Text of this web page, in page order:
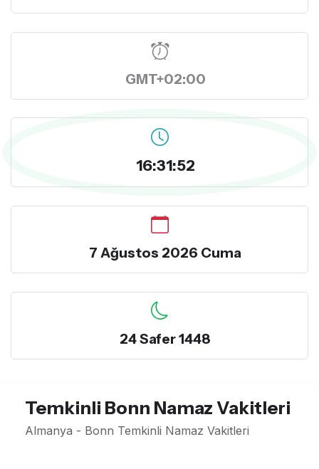
GMT+02:00
16:31:53
7 Ağustos 2026 Cuma
24 Safer 1448
Temkinli Bonn Namaz Vakitleri
Almanya - Bonn Temkinli Namaz Vakitleri